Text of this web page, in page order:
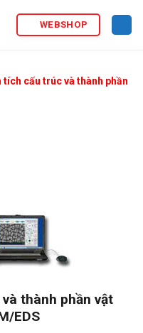
WEBSHOP
tích cấu trúc và thành phần
thành phần vật
EDS